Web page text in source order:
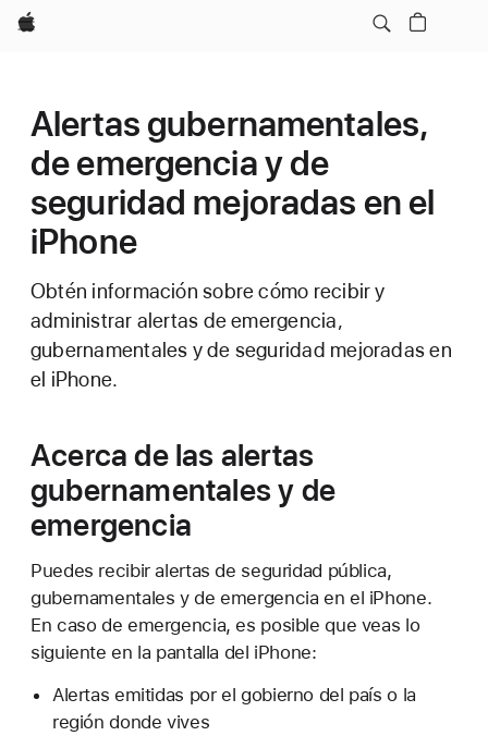
Apple
Alertas gubernamentales,
de emergencia y de
seguridad mejoradas en el
iPhone
Obtén información sobre cómo recibir y
administrar alertas de emergencia,
gubernamentales y de seguridad mejoradas en
el iPhone.
Acerca de las alertas
gubernamentales y de
emergencia
Puedes recibir alertas de seguridad pública,
gubernamentales y de emergencia en el iPhone.
En caso de emergencia, es posible que veas lo
siguiente en la pantalla del iPhone:
Alertas emitidas por el gobierno del país o la
región donde vives